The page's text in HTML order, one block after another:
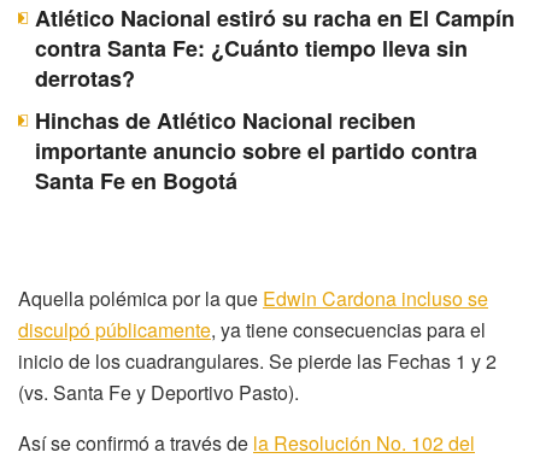
Atlético Nacional estiró su racha en El Campín
contra Santa Fe: ¿Cuánto tiempo lleva sin
derrotas?
Hinchas de Atlético Nacional reciben
importante anuncio sobre el partido contra
Santa Fe en Bogotá
Aquella polémica por la que Edwin Cardona incluso se
disculpó públicamente, ya tiene consecuencias para el
inicio de los cuadrangulares. Se pierde las Fechas 1 y 2
(vs. Santa Fe y Deportivo Pasto).
Así se confirmó a través de la Resolución No. 102 del